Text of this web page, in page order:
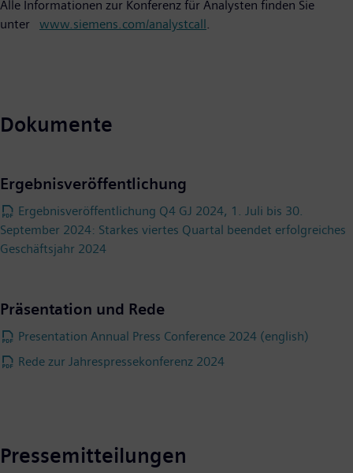
Alle Informationen zur Konferenz für Analysten finden Sie
unter www.siemens.com/analystcall
Dokumente
Ergebnisveröffentlichung
Ergebnisveröffentlichung Q4 GJ 2024, 1. Juli bis 30.
September 2024: Starkes viertes Quartal beendet erfolgreiches
Geschäftsjahr 2024
Präsentation und Rede
Presentation Annual Press Conference 2024 (english)
Rede zur Jahrespressekonferenz 2024
Pressemitteilungen